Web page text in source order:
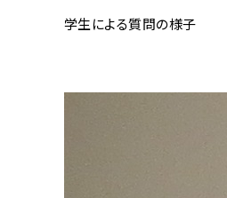
学生による質問の様子